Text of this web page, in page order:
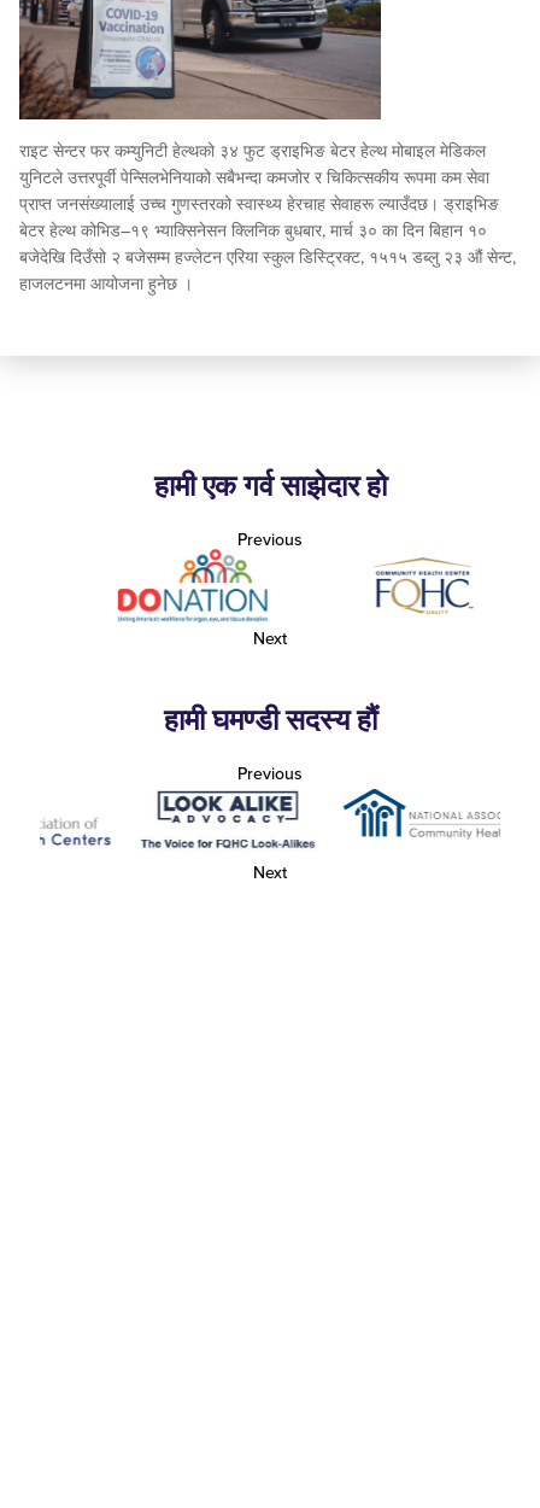
राइट सेन्टर फर कम्युनिटी हेल्थको ३४ फुट ड्राइभिङ बेटर हेल्थ मोबाइल मेडिकल
युनिटले उत्तरपूर्वी पेन्सिलभेनियाको सबैभन्दा कमजोर र चिकित्सकीय रूपमा कम सेवा
प्राप्त जनसंख्यालाई उच्च गुणस्तरको स्वास्थ्य हेरचाह सेवाहरू ल्याउँदछ। ड्राइभिङ
बेटर हेल्थ कोभिड–१९ भ्याक्सिनेसन क्लिनिक बुधबार, मार्च ३० का दिन बिहान १०
बजेदेखि दिउँसो २ बजेसम्म हज्लेटन एरिया स्कुल डिस्ट्रिक्ट, १५१५ डब्लु २३ औं सेन्ट,
हाजलटनमा आयोजना हुनेछ ।
हामी एक गर्व साझेदार हो
Previous
Next
हामी घमण्डी सदस्य हौं
Previous
Next